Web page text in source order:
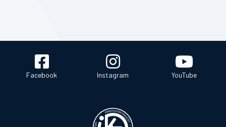
Facebook Instagram YouTube